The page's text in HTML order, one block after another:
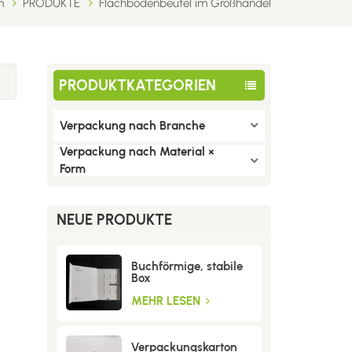
PRODUKTE Flachbodenbeutel im Großhandel
PRODUKTKATEGORIEN
Verpackung nach Branche
Verpackung nach Material ×
Form
NEUE PRODUKTE
Buchförmige, stabile
Box
MEHR LESEN
Verpackungskarton